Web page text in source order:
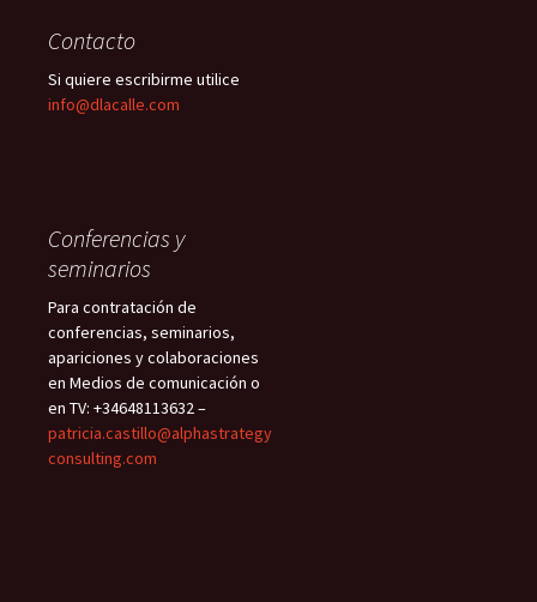
Contacto
Si quiere escribirme utilice
info@dlacalle.com
Conferencias y
seminarios
Para contratación de
conferencias, seminarios,
apariciones y colaboraciones
en Medios de comunicación o
en TV: +34648113632 –
patricia.castillo@alphastrategy
consulting.com